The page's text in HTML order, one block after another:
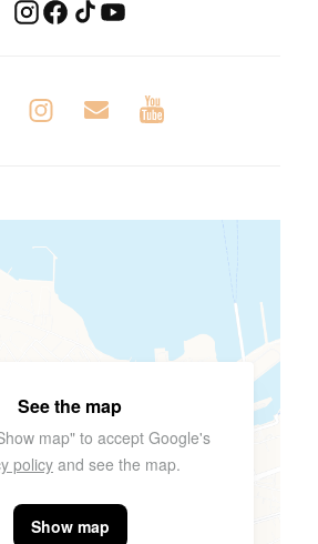
See the map
map" to accept Google's
policy and see the map.
Show map